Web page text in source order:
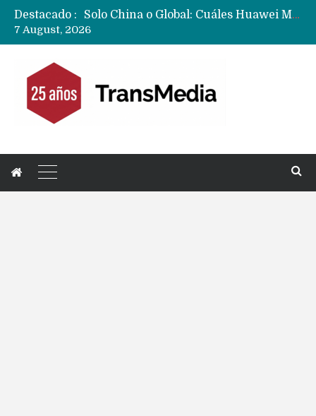
Destacado :
Solo China o Global: Cuáles Huawei MateBook, MatePad y Nova llegarán a Europa y LATAM?
Fabricantes suben precios de teléfonos y ganan más dinero en un mercado donde Xiaomi alerta por no mejorar ventas
7 August, 2026